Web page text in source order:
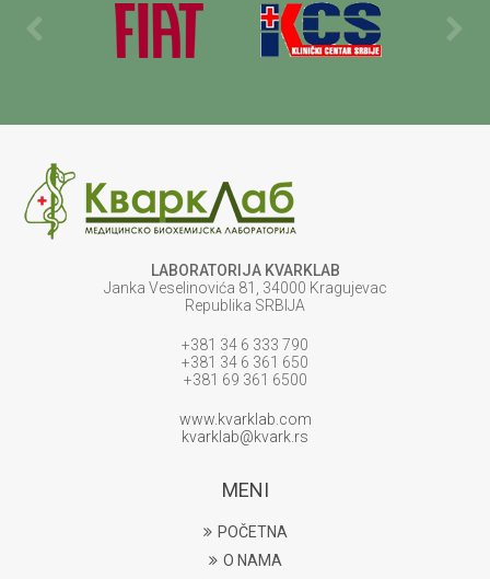
LABORATORIJA KVARKLAB
Janka Veselinovića 81, 34000 Kragujevac
Republika SRBIJA
+381 34 6 333 790
+381 34 6 361 650
+381 69 361 6500
www.kvarklab.com
kvarklab@kvark.rs
MENI
POČETNA
O NAMA